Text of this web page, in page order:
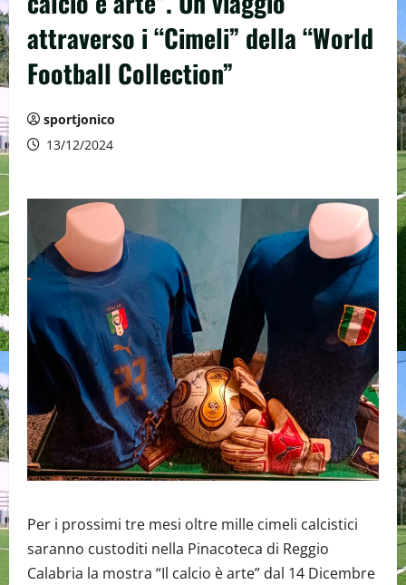
attraverso i “Cimeli” della “World
Football Collection”
sportjonico
13/12/2024
Per i prossimi tre mesi oltre mille cimeli calcistici
saranno custoditi nella Pinacoteca di Reggio
Calabria la mostra “Il calcio è arte” dal 14 Dicembre